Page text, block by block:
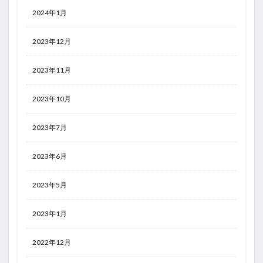
2024年1月
2023年12月
2023年11月
2023年10月
2023年7月
2023年6月
2023年5月
2023年1月
2022年12月